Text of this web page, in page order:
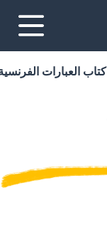
كتاب العبارات